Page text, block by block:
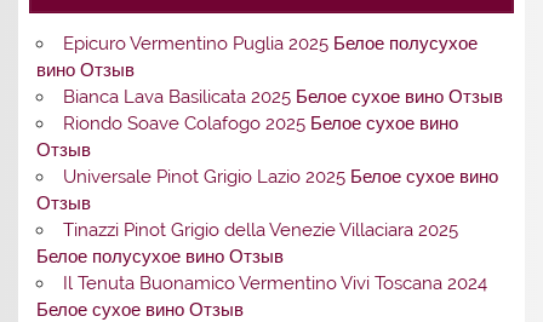
Epicuro Vermentino Puglia 2025 Белое полусухое
вино Отзыв
Bianca Lava Basilicata 2025 Белое сухое вино Отзыв
Riondo Soave Colafogo 2025 Белое сухое вино
Отзыв
Universale Pinot Grigio Lazio 2025 Белое сухое вино
Отзыв
Tinazzi Pinot Grigio della Venezie Villaciara 2025
Белое полусухое вино Отзыв
Il Tenuta Buonamico Vermentino Vivi Toscana 2024
Белое сухое вино Отзыв